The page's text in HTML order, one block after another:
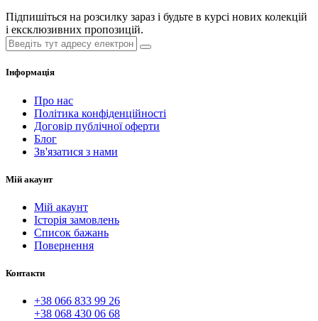
Підпишіться на розсилку зараз і будьте в курсі нових колекцій
і ексклюзивних пропозицій.
Інформація
Про нас
Політика конфіденційності
Договір публічної оферти
Блог
Зв'язатися з нами
Мій акаунт
Мій акаунт
Історія замовлень
Список бажань
Повернення
Контакти
+38 066 833 99 26
+38 068 430 06 68